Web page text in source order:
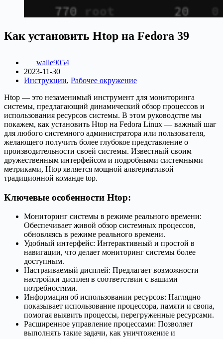
Как установить Htop на Fedora 39
walle9054
2023-11-30
Инструкции, Рабочее окружение
Htop — это незаменимый инструмент для мониторинга
системы, предлагающий динамический обзор процессов и
использования ресурсов системы. В этом руководстве мы
покажем, как установить Htop на Fedora Linux — важный шаг
для любого системного администратора или пользователя,
желающего получить более глубокое представление о
производительности своей системы. Известный своим
дружественным интерфейсом и подробными системными
метриками, Htop является мощной альтернативой
традиционной команде top.
Ключевые особенности Htop:
Мониторинг системы в режиме реального времени:
Обеспечивает живой обзор системных процессов,
обновляясь в режиме реального времени.
Удобный интерфейс: Интерактивный и простой в
навигации, что делает мониторинг системы более
доступным.
Настраиваемый дисплей: Предлагает возможности
настройки дисплея в соответствии с вашими
потребностями.
Информация об использовании ресурсов: Наглядно
показывает использование процессора, памяти и свопа,
помогая выявить процессы, перегруженные ресурсами.
Расширенное управление процессами: Позволяет
выполнять такие задачи, как уничтожение и